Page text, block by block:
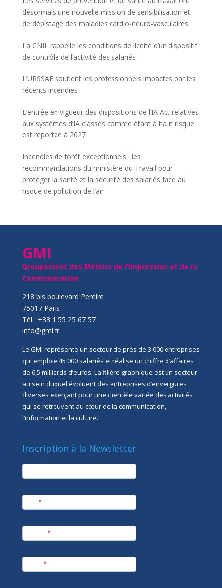
désormais une nouvelle mission de sensibilisation et
de dépistage des maladies cardio-neuro-vasculaires
La CNIL rappelle les conditions de licéité d’un dispositif
de contrôle de l’activité des salariés
L’URSSAF soutient les professionnels impactés par les
récents incendies
L’entrée en vigueur des dispositions de l’IA Act relatives
aux systèmes d’IA classés comme étant à haut risque
est reportée à 2027
Incendies de forêt exceptionnels : les
recommandations du ministère du Travail pour
protéger la santé et la sécurité des salariés face au
risque de pollution de l’air
GMI
Groupement des Métiers de l’Impression et de la
Communication
218 bis boulevard Pereire
75017 Paris
Tél : +33 1 55 25 67 57
info@gmi.fr
Le GMI représente un secteur de près de 3 000 entreprises
qui emploie 45 000 salariés et réalise un chiffre d’affaires
de 6,5 milliards d’euros. La filière graphique est un secteur
au sein duquel évoluent des entreprises d’envergures
diverses exerçant pour une clientèle variée des activités
qui se retrouvent au cœur de la communication,
l’information et la culture.
Inscription à la Newsletter
newsletter
*
*
*